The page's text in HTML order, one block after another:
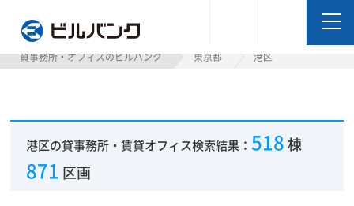
貸事務所・オフィスのビルバンク 東京都 港区
港区の貸事務所・賃貸オフィス検索結果：518棟
871 区画